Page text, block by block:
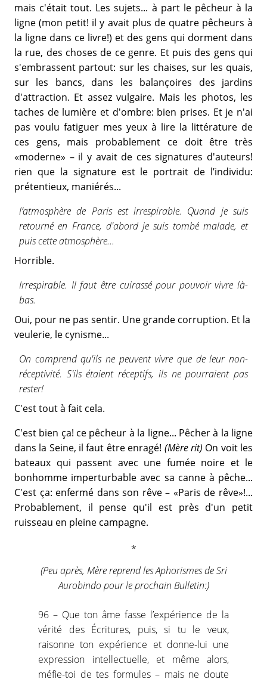
mais c'était tout. Les sujets... à part le pêcheur à la
ligne (mon petit! il y avait plus de quatre pêcheurs à
la ligne dans ce livre!) et des gens qui dorment dans
la rue, des choses de ce genre. Et puis des gens qui
s'embrassent partout: sur les chaises, sur les quais,
sur les bancs, dans les balançoires des jardins
d'attraction. Et assez vulgaire. Mais les photos, les
taches de lumière et d'ombre: bien prises. Et je n'ai
pas voulu fatiguer mes yeux à lire la littérature de
ces gens, mais probablement ce doit être très
«moderne» – il y avait de ces signatures d'auteurs!
rien que la signature est le portrait de l’individu:
prétentieux, maniérés...
l’atmosphère de Paris est irrespirable. Quand je suis
retourné en France, d'abord je suis tombé malade, et
puis cette atmosphère...
Horrible.
Irrespirable. Il faut être cuirassé pour pouvoir vivre là-
bas.
Oui, pour ne pas sentir. Une grande corruption. Et la
veulerie, le cynisme...
On comprend qu'ils ne peuvent vivre que de leur non-
réceptivité. S'ils étaient réceptifs, ils ne pourraient pas
rester!
C'est tout à fait cela.
C'est bien ça! ce pêcheur à la ligne... Pêcher à la ligne
dans la Seine, il faut être enragé! (Mère rit) On voit les
bateaux qui passent avec une fumée noire et le
bonhomme imperturbable avec sa canne à pêche...
C'est ça: enfermé dans son rêve – «Paris de rêve»!...
Probablement, il pense qu'il est près d'un petit
ruisseau en pleine campagne.
(Peu après, Mère reprend les Aphorismes de Sri
Aurobindo pour le prochain Bulletin:)
96 – Que ton âme fasse l’expérience de la
vérité des Écritures, puis, si tu le veux,
raisonne ton expérience et donne-lui une
expression intellectuelle, et même alors,
méfie-toi de tes formules – mais ne doute